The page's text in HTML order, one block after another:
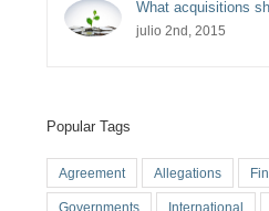
What acquisitions
julio 2nd, 2015
Popular Tags
Agreement Allegations
Governments International